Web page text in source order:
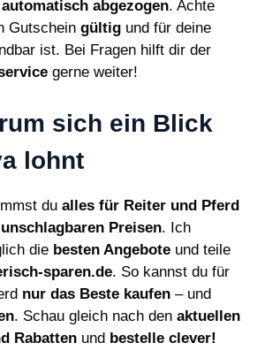
abgezogen. Achte
Gutschein gültig und für deine
ist. Bei Fragen hilft dir der
gerne weiter!
sich ein Blick
lohnt
du alles für Reiter und Pferd
unschlagbaren Preisen. Ich
die besten Angebote und teile
sparen.de. So kannst du für
nur das Beste kaufen – und
. Schau gleich nach den aktuellen
Rabatten und bestelle clever!